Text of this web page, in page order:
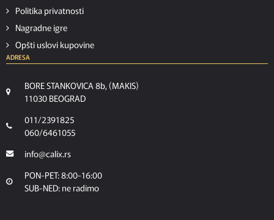
Politika privatnosti
Nagradne igre
Opšti uslovi kupovine
ADRESA
BORE STANKOVICA 8b, (MAKIS)
11030 BEOGRAD
011/2391825
060/6461055
info@calix.rs
PON-PET: 8:00-16:00
SUB-NED: ne radimo